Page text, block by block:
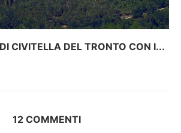
CIVITELLA DEL TRONTO CON I...
12 COMMENTI